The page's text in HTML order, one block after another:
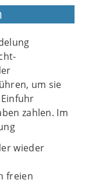
um sie
zahlen. Im
wieder
freien